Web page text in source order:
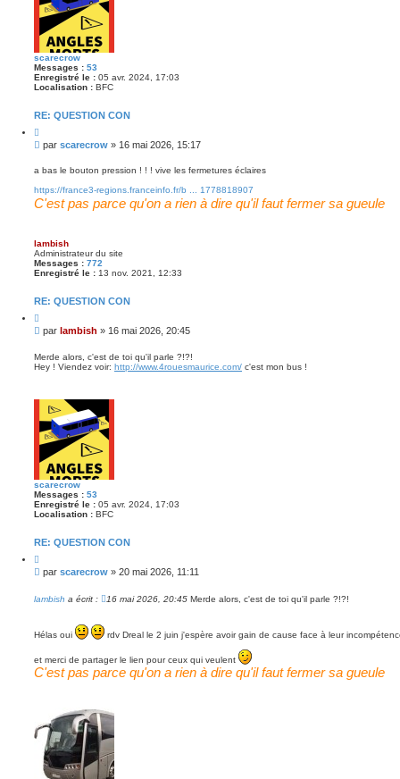
scarecrow
Messages : 53
Enregistré le : 05 avr. 2024, 17:03
Localisation : BFC
RE: QUESTION CON
i
t
M
s
a
g
par scarecrow » 16 mai 2026, 15:17
a bas le bouton pression ! ! ! vive les fermetures éclaires
https://france3-regions.franceinfo.fr/b ... 1778818907
C'est pas parce qu'on a rien à dire qu'il faut fermer sa gueule
lambish
Administrateur du site
Messages : 772
Enregistré le : 13 nov. 2021, 12:33
RE: QUESTION CON
i
t
r
M
s
s
par lambish » 16 mai 2026, 20:45
Merde alors, c'est de toi qu'il parle ?!?!
Hey ! Viendez voir: http://www.4rouesmaurice.com/ c'est mon bus !
scarecrow
Messages : 53
Enregistré le : 05 avr. 2024, 17:03
Localisation : BFC
RE: QUESTION CON
i
t
r
M
s
g
par scarecrow » 20 mai 2026, 11:11
lambish a écrit : 16 mai 2026, 20:45 Merde alors, c'est de toi qu'il parle ?!?!
Hélas oui rdv Dreal le 2 juin j'espère avoir gain de cause face à leur
et merci de partager le lien pour ceux qui veulent
C'est pas parce qu'on a rien à dire qu'il faut fermer sa gueule